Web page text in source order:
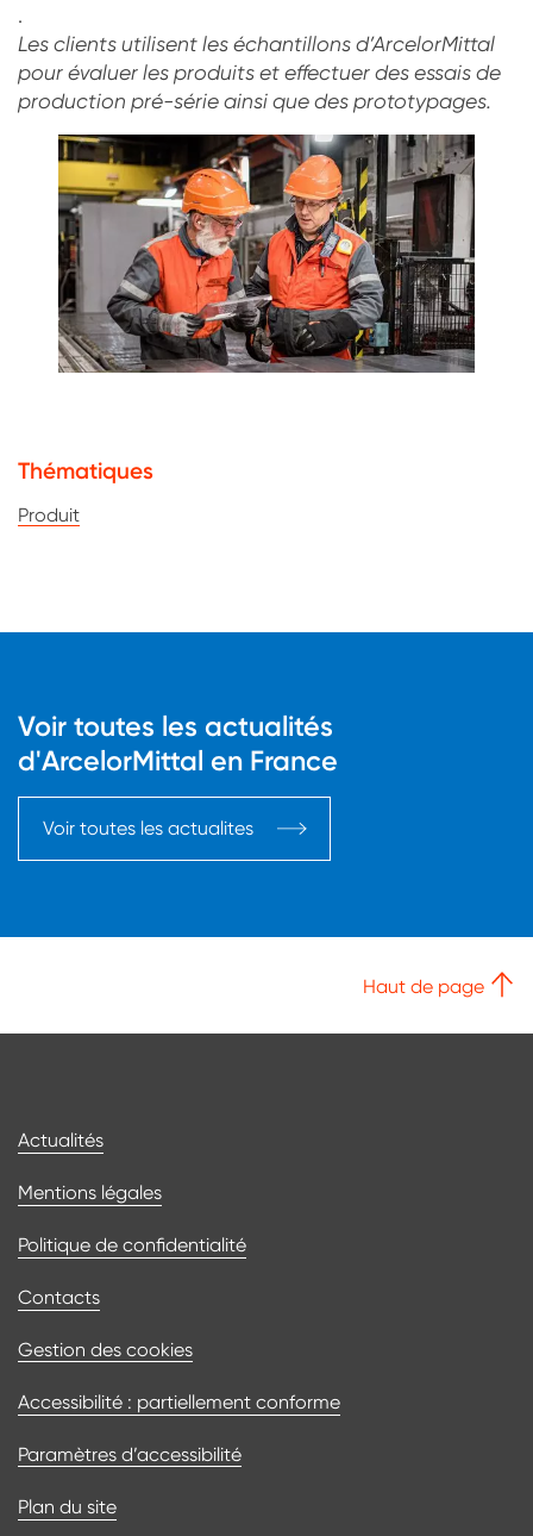
.
Les clients utilisent les échantillons d’ArcelorMittal
pour évaluer les produits et effectuer des essais de
production pré-série ainsi que des prototypages.
Thématiques
Produit
Voir toutes les actualités
d'ArcelorMittal en France
Voir toutes les actualites
Haut de page
Bas de page
Actualités
Mentions légales
Politique de confidentialité
Contacts
Gestion des cookies
Accessibilité : partiellement conforme
Paramètres d’accessibilité
Plan du site